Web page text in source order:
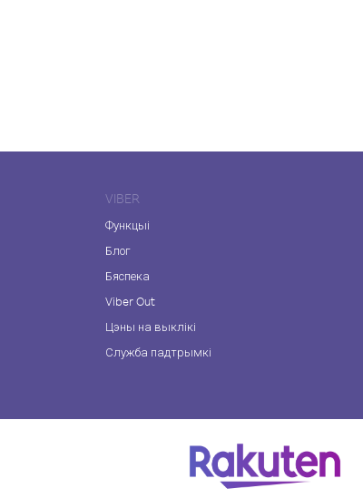
VIBER
Функцыі
Блог
Бяспека
Viber Out
Цэны на выклікі
Служба падтрымкі